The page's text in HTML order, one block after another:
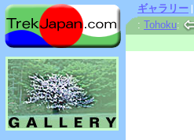
ギャラリー |
: Tohoku: